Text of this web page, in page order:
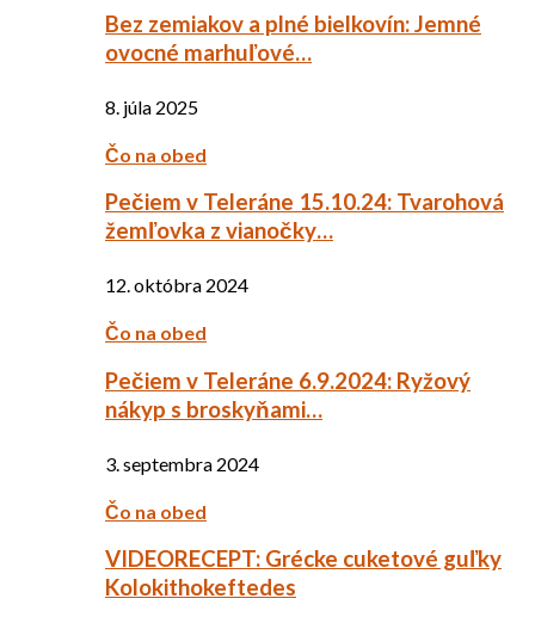
Bez zemiakov a plné bielkovín: Jemné
ovocné marhuľové…
8. júla 2025
Čo na obed
Pečiem v Teleráne 15.10.24: Tvarohová
žemľovka z vianočky…
12. októbra 2024
Čo na obed
Pečiem v Teleráne 6.9.2024: Ryžový
nákyp s broskyňami…
3. septembra 2024
Čo na obed
VIDEORECEPT: Grécke cuketové guľky
Kolokithokeftedes